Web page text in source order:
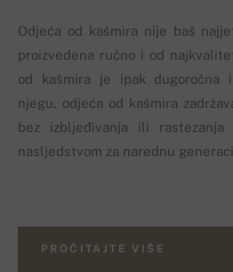
Odjeća od kašmira nije baš
proizvedena ručno i od
od kašmira je ipak dugoročna
njegu, odjeća od kašmira
bez izbljeđivanja ili
nasljedstvom za narednu
PROČITAJTE VIŠE